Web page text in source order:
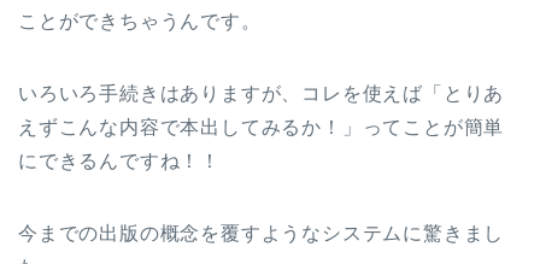
ことができちゃうんです。
いろいろ手続きはありますが、コレを使えば「とりあ
えずこんな内容で本出してみるか！」ってことが簡単
にできるんですね！！
今までの出版の概念を覆すようなシステムに驚きまし